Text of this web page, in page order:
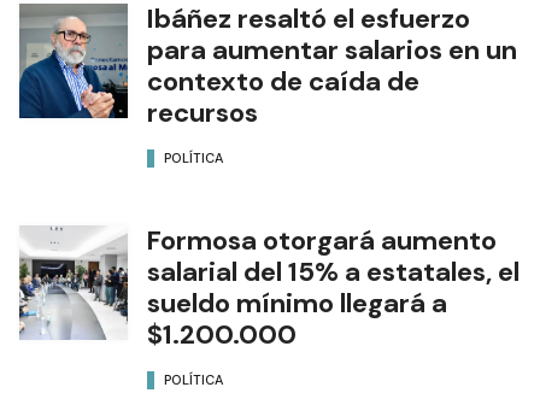
Ibáñez resaltó el esfuerzo
para aumentar salarios en un
contexto de caída de
recursos
POLÍTICA
Formosa otorgará aumento
salarial del 15% a estatales, el
sueldo mínimo llegará a
$1.200.000
POLÍTICA